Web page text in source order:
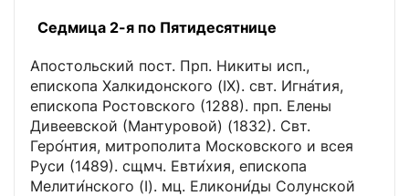
Седмица 2-я по Пятидесятнице
Апостольский пост. Прп. Никиты исп.,
епископа Халкидонского (IX). свт. Игна́тия,
епископа Ростовского (1288). прп. Елены
Дивеевской (Мантуровой) (1832). Свт.
Геро́нтия, митрополита Московского и всея
Руси (1489). сщмч. Евти́хия, епископа
Мелити́нского (I). мц. Еликони́ды Солунской